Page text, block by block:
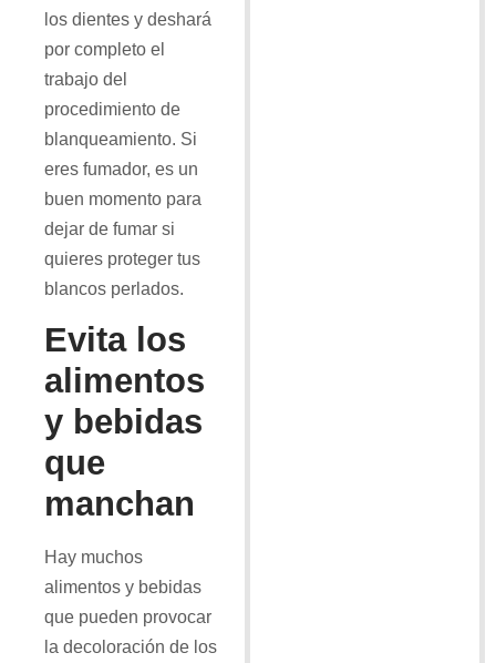
los dientes y deshará
por completo el
trabajo del
procedimiento de
blanqueamiento. Si
eres fumador, es un
buen momento para
dejar de fumar si
quieres proteger tus
blancos perlados.
Evita los
alimentos
y bebidas
que
manchan
Hay muchos
alimentos y bebidas
que pueden provocar
la decoloración de los